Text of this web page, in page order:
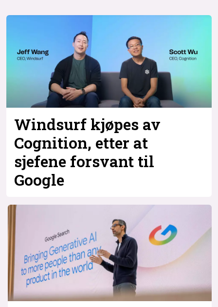
Windsurf kjøpes av
Cognition, etter at
sjefene forsvant til
Google